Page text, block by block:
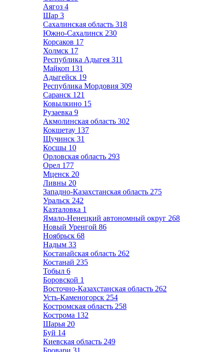
Аягоз 4
Шар 3
Сахалинская область 318
Южно-Сахалинск 230
Корсаков 17
Холмск 17
Республика Адыгея 311
Майкоп 131
Адыгейск 19
Республика Мордовия 309
Саранск 121
Ковылкино 15
Рузаевка 9
Акмолинская область 302
Кокшетау 137
Щучинск 31
Косшы 10
Орловская область 293
Орел 177
Мценск 20
Ливны 20
Западно-Казахстанская область 275
Уральск 242
Казталовка 1
Ямало-Ненецкий автономный округ 268
Новый Уренгой 86
Ноябрьск 68
Надым 33
Костанайская область 262
Костанай 235
Тобыл 6
Боровской 1
Восточно-Казахстанская область 262
Усть-Каменогорск 254
Костромская область 258
Кострома 132
Шарья 20
Буй 14
Киевская область 249
Бровари 31